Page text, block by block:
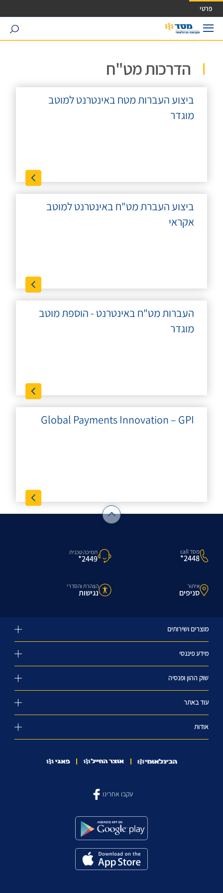
גישה ישירה לכפתור כניסה לחשבונך
פרטי
search
הדרכות מט"ח
ביצוע העברות מטח באינטרנט למוטב
מוגדר
ביצוע העברת מט"ח באינטרנט למוטב
אקראי
העברות מט"ח באינטרנט - הוספת מוטב
מוגדר
Global Payments Innovation – GPI
מסד call
2448*
תמיכה טכנית
2449*
איתור
סניפים
הצהרת והסדרי
נגישות
מוצרים ושירותים
מידע פיננסי
שוק ההון ופנסיה
עוד באתר
אודות
עקבו אחרינו